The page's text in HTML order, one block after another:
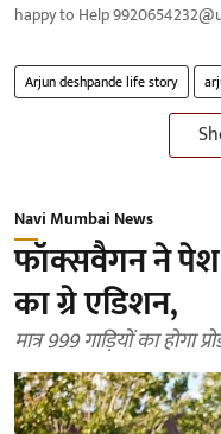
happy to Help
Arjun deshpande life story
Navi Mumbai News
फॉक्सवैगन ने
का ग्रे एडिशन,
मात्र 999 गाड़ियों का होगा